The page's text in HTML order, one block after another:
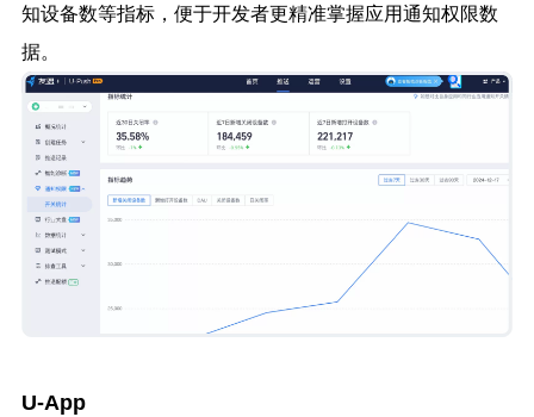
知设备数等指标，便于开发者更精准掌握应用通知权限数
据。
U-App